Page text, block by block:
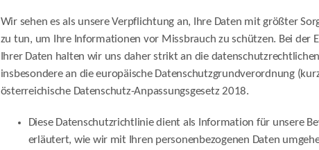
Wir sehen es als unsere Verpflichtung an, Ihre Daten mit größter
zu tun, um Ihre Informationen vor Missbrauch zu schützen. Bei der
Ihrer Daten halten wir uns daher strikt an die
insbesondere an die europäische Datenschutzgrundverordnung
österreichische Datenschutz-Anpassungsgesetz 2018.
Diese Datenschutzrichtlinie dient als Information für unsere
erläutert, wie wir mit Ihren personenbezogenen Daten